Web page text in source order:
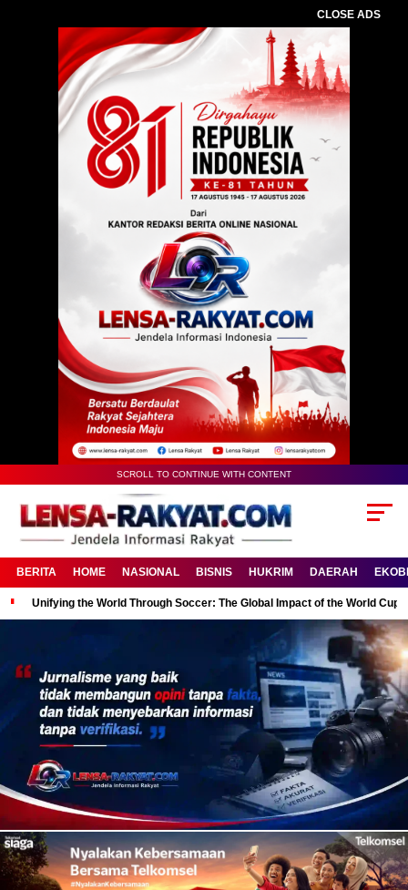
CLOSE ADS
SCROLL TO CONTINUE WITH CONTENT
BERITA HOME NASIONAL BISNIS HUKRIM DAERAH
Unifying the World Through Soccer: The Global Impact of the World Cup